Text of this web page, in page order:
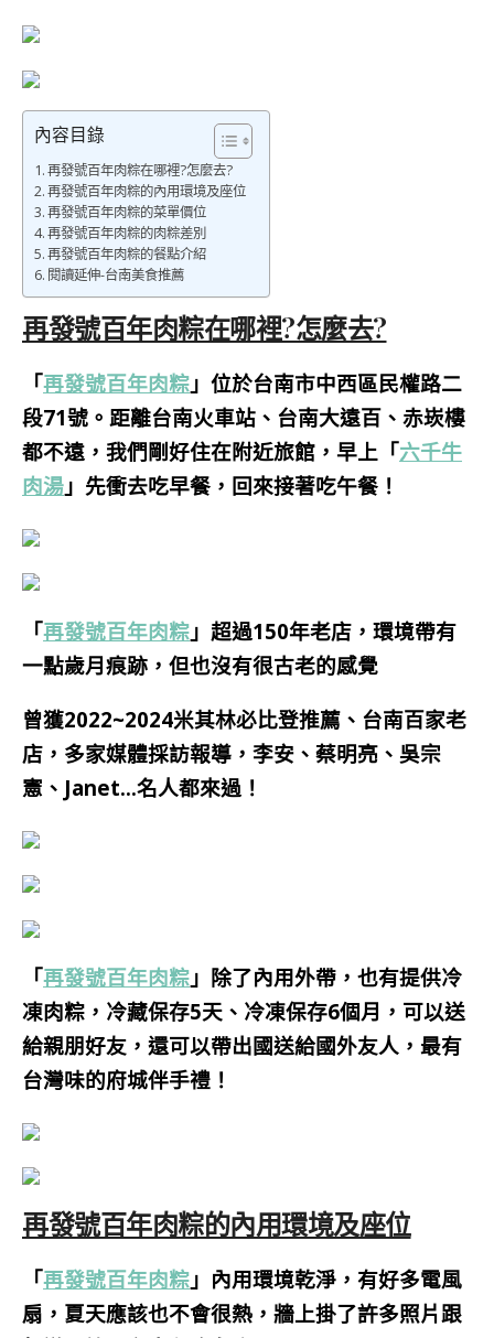
內容目錄
再發號百年肉粽在哪裡?怎麼去?
再發號百年肉粽的內用環境及座位
再發號百年肉粽的菜單價位
再發號百年肉粽的肉粽差別
再發號百年肉粽的餐點介紹
閱讀延伸-台南美食推薦
再發號百年肉粽在哪裡?怎麼去?
「再發號百年肉粽 」位於台南市中西區民權路二
段71號。距離台南火車站、台南大遠百、赤崁樓
都不遠，我們剛好住在附近旅館，早上「六千牛
肉湯 」先衝去吃早餐， 回來接著吃午餐！
「再發號百年肉粽 」超過150年老店，環境帶有
一點歲月痕跡，但也沒有很古老的感覺
曾獲2022~2024米其林必比登推薦、台南百家老
店，多家媒體採訪報導，李安、蔡明亮、吳宗
憲、Janet…名人都來過！
「再發號百年肉粽 」除了內用外帶，也有提供冷
凍肉粽，冷藏保存5天、冷凍保存6個月，可以送
給親朋好友，還可以帶出國送給國外友人，最有
台灣味的府城伴手禮！
再發號百年肉粽的內用環境及座位
「再發號百年肉粽 」內用環境乾淨，有好多電風
扇，夏天應該也不會很熱，牆上掛了許多照片跟